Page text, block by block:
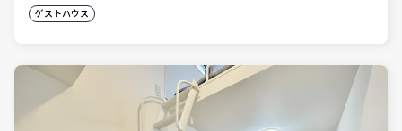
ゲストハウス